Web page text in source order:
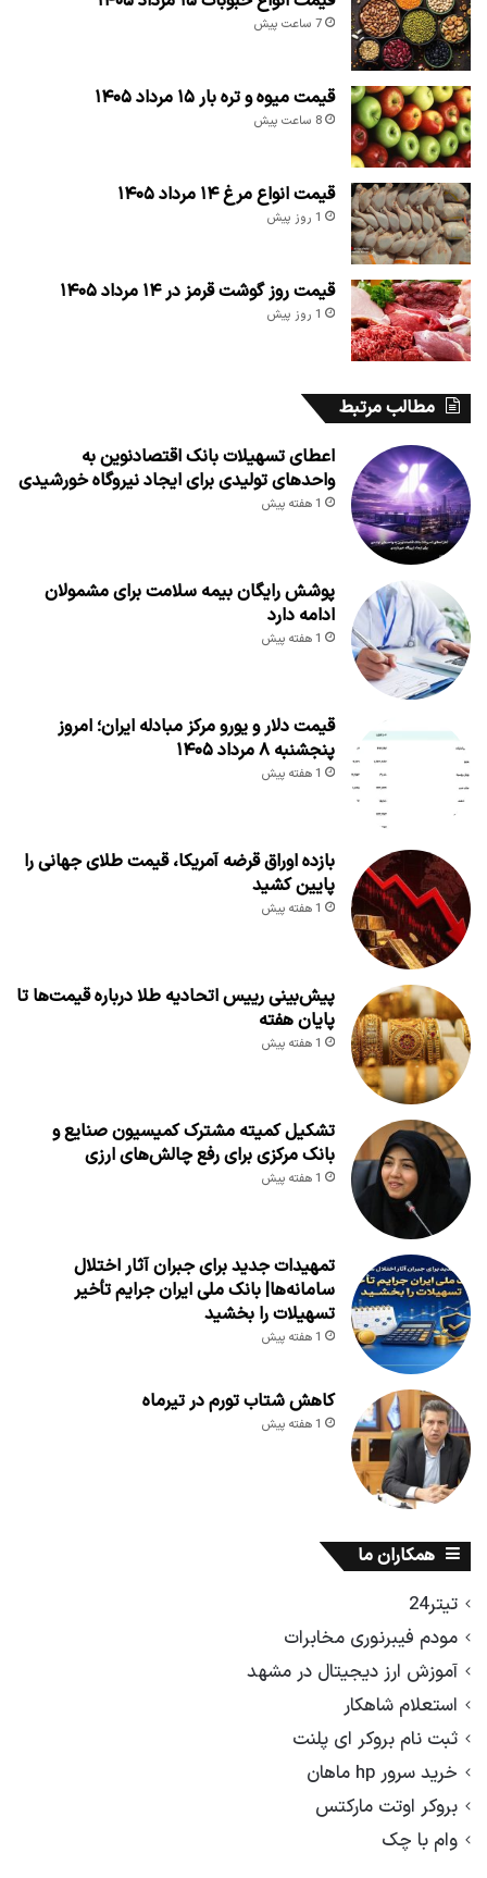
7 ساعت پیش
قیمت میوه و تره بار ۱۵ مرداد ۱۴۰۵
8 ساعت پیش
قیمت انواع مرغ ۱۴ مرداد ۱۴۰۵
1 روز پیش
قیمت روز گوشت قرمز در ۱۴ مرداد ۱۴۰۵
1 روز پیش
مطالب مرتبط
اعطای تسهیلات بانک اقتصادنوین به
واحدهای تولیدی برای ایجاد نیروگاه خورشیدی
1 هفته پیش
پوشش رایگان بیمه سلامت برای مشمولان
ادامه دارد
1 هفته پیش
قیمت دلار و یورو مرکز مبادله ایران؛ امروز
پنجشنبه ۸ مرداد ۱۴۰۵
1 هفته پیش
بازده اوراق قرضه آمریکا، قیمت طلای جهانی را
پایین کشید
1 هفته پیش
پیش‌بینی رییس اتحادیه طلا درباره قیمت‌ها تا
پایان هفته
1 هفته پیش
تشکیل کمیته مشترک کمیسیون صنایع و
بانک مرکزی برای رفع چالش‌های ارزی
1 هفته پیش
تمهیدات جدید برای جبران آثار اختلال
سامانه‌ها| بانک ملی ایران جرایم تأخیر
تسهیلات را بخشید
1 هفته پیش
کاهش شتاب تورم در تیرماه
1 هفته پیش
همکاران ما
تیتر24
مودم فیبرنوری مخابرات
آموزش ارز دیجیتال در مشهد
استعلام شاهکار
ثبت نام بروکر ای پلنت
خرید سرور hp ماهان
بروکر اوتت مارکتس
وام با چک